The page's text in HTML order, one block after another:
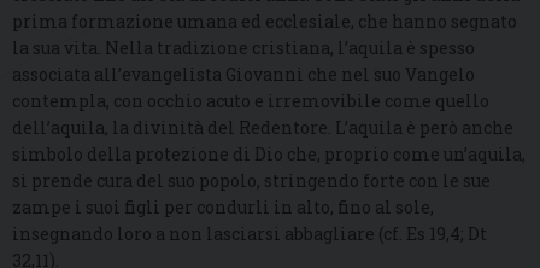
prima formazione umana ed ecclesiale, che hanno segnato
la sua vita. Nella tradizione cristiana, l’aquila è spesso
associata all’evangelista Giovanni che nel suo Vangelo
contempla, con occhio acuto e irremovibile come quello
dell’aquila, la divinità del Redentore. L’aquila è però anche
simbolo della protezione di Dio che, proprio come un’aquila,
si prende cura del suo popolo, stringendo forte con le sue
zampe i suoi figli per condurli in alto, fino al sole,
insegnando loro a non lasciarsi abbagliare (cf. Es 19,4; Dt
32,11).